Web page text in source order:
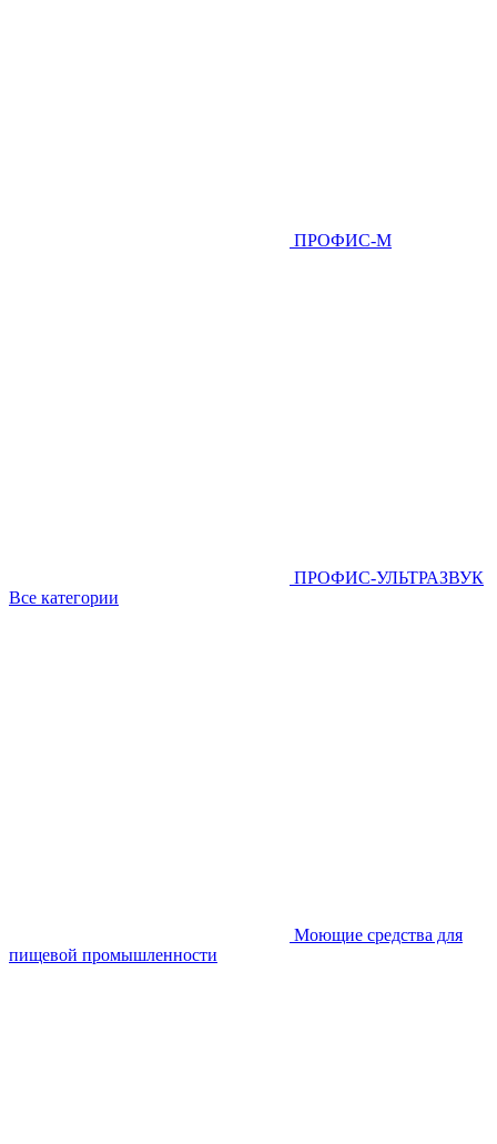
ПРОФИС-М
ПРОФИС-УЛЬТРАЗВУК
Все категории
Моющие средства для
пищевой промышленности